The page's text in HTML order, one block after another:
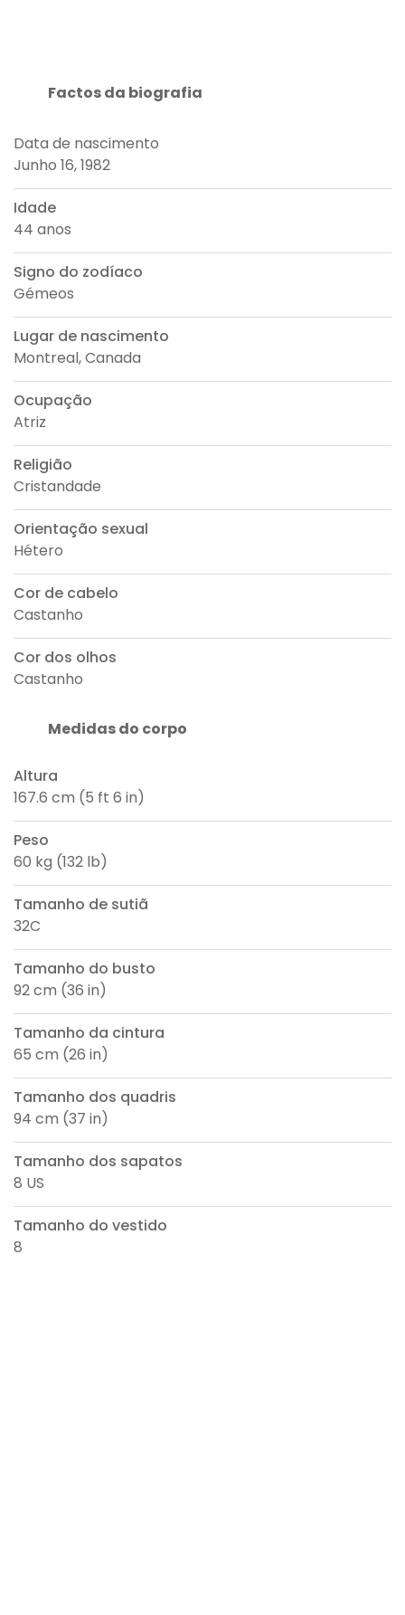
Factos da biografia
Data de nascimento
Junho 16, 1982
Idade
44 anos
Signo do zodíaco
Gémeos
Lugar de nascimento
Montreal, Canada
Ocupação
Atriz
Religião
Cristandade
Orientação sexual
Hétero
Cor de cabelo
Castanho
Cor dos olhos
Castanho
Medidas do corpo
Altura
167.6 cm (5 ft 6 in)
Peso
60 kg (132 lb)
Tamanho de sutiã
32C
Tamanho do busto
92 cm (36 in)
Tamanho da cintura
65 cm (26 in)
Tamanho dos quadris
94 cm (37 in)
Tamanho dos sapatos
8 US
Tamanho do vestido
8